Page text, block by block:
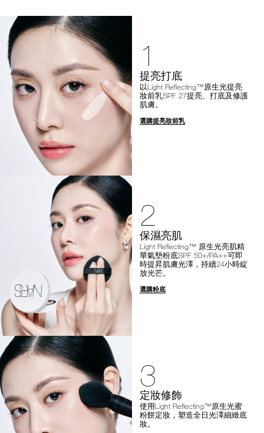
1
提亮打底
以Light Reflecting™原生光提亮
妝前乳SPF 27提亮、打底及修護
肌膚。
選購提亮妝前乳
2
保濕亮肌
Light Reflecting™ 原生光亮肌精
華氣墊粉底SPF 50+/PA++可即
時提昇肌膚光澤，持續24小時綻
放光芒。
選購粉底
3
定妝修飾
使用Light Reflecting™原生光蜜
粉餅定妝，塑造全日光澤細緻底
妝。